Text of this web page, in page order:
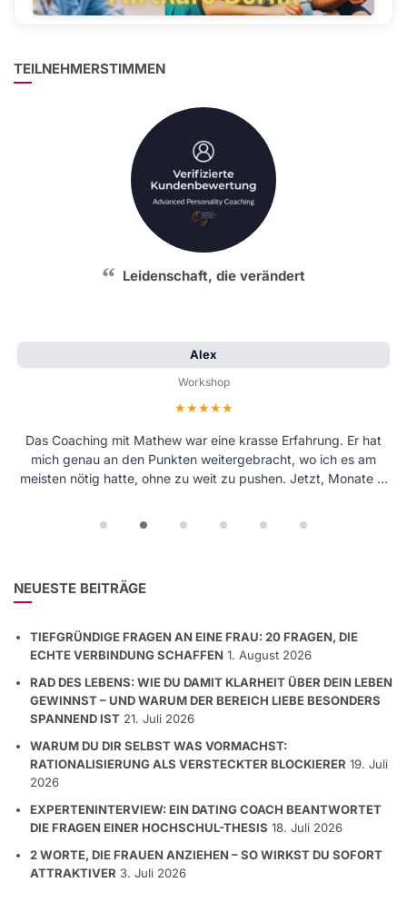
TEILNEHMERSTIMMEN
Leidenschaft, die verändert
Alex
Workshop
Bewertung: 5 von 5 Sternen
Das Coaching mit Mathew war eine krasse Erfahrung. Er hat
mich genau an den Punkten weitergebracht, wo ich es am
meisten nötig hatte, ohne zu weit zu pushen. Jetzt, Monate …
Ich hätte nie gedacht, dass ich an einem Tag so weit
Anonym
Einzelcoaching 1on1
Bewertung: 5 von 5 Sternen
Einfach unglaublich! Ich bin 29 Jahre alt und habe es mir
bisher nie getraut, Frauen auf der Straße anzusprechen ... Er
hat sein Coaching auf mich angepasst. Wir gingen auf …
NEUESTE BEITRÄGE
TIEFGRÜNDIGE FRAGEN AN EINE FRAU: 20 FRAGEN, DIE
ECHTE VERBINDUNG SCHAFFEN 1. August 2026
RAD DES LEBENS: WIE DU DAMIT KLARHEIT ÜBER DEIN LEBEN
GEWINNST – UND WARUM DER BEREICH LIEBE BESONDERS
SPANNEND IST 21. Juli 2026
WARUM DU DIR SELBST WAS VORMACHST:
RATIONALISIERUNG ALS VERSTECKTER BLOCKIERER 19. Juli
2026
EXPERTENINTERVIEW: EIN DATING COACH BEANTWORTET
DIE FRAGEN EINER HOCHSCHUL-THESIS 18. Juli 2026
2 WORTE, DIE FRAUEN ANZIEHEN – SO WIRKST DU SOFORT
ATTRAKTIVER 3. Juli 2026